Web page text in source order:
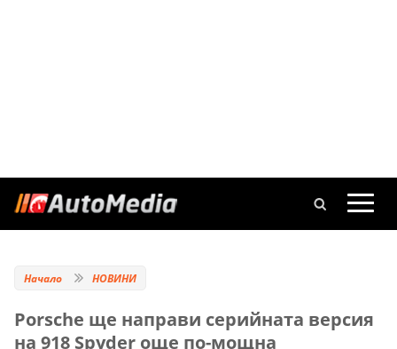
Начало НОВИНИ
Porsche ще направи серийната версия
на 918 Spyder още по-мощна